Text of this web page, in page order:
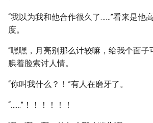
“我以为我和他合作很久了……”看来是他
度。
“嘿嘿，月亮别那么计较嘛，给我个面子
腆着脸索讨人情。
“你叫我什么？！”有人在磨牙了。
“……”！！！！！！